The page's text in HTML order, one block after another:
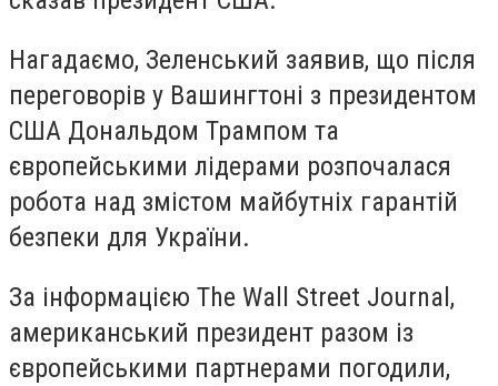
Нагадаємо, Зеленський заявив, що після
переговорів у Вашингтоні з президентом
США Дональдом Трампом та
європейськими лідерами розпочалася
робота над змістом майбутніх гарантій
безпеки для України.
За інформацією The Wall Street Journal,
американський президент разом із
європейськими партнерами погодили,